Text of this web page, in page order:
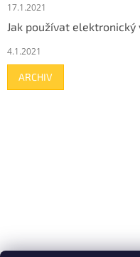
17.1.2021
Jak používat elektronický
4.1.2021
ARCHIV